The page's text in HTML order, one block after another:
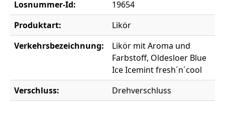
Losnummer-Id:
19654
Produktart:
Likör
Verkehrsbezeichnung:
Likör mit Aroma und
Farbstoff, Oldesloer Blue
Ice Icemint fresh´n´cool
Verschluss:
Drehverschluss